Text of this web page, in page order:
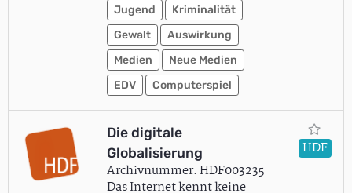
Jugend
Kriminalität
Gewalt
Auswirkung
Medien
Neue Medien
EDV
Computerspiel
Die digitale
Globalisierung
Archivnummer: HDF003235
Das Internet kennt keine
HDF